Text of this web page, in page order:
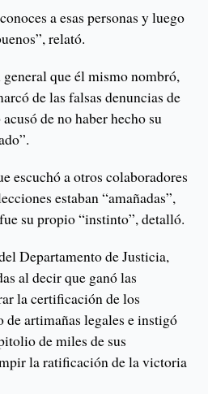
a esas personas y luego
relató.
que él mismo nombró,
de las falsas denuncias de
de no haber hecho su
escuchó a otros colaboradores
estaban “amañadas”,
su propio “instinto”, detalló.
Departamento de Justicia,
al decir que ganó las
la certificación de los
artimañas legales e instigó
de miles de sus
la ratificación de la victoria